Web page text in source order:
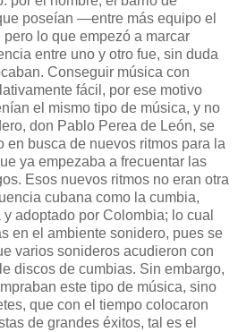
poseían —entre más equipo el
lo que empezó a marcar
entre uno y otro fue, sin duda
Conseguir música con
fácil, por ese motivo
el mismo tipo de música, y no
don Pablo Perea de León, se
en busca de nuevos ritmos para la
ya empezaba a frecuentar las
Esos nuevos ritmos no eran otra
cubana como la cumbia,
adoptado por Colombia; lo cual
en el ambiente sonidero, pues se
varios sonideros acudieron con
discos de cumbias. Sin embargo,
este tipo de música, sino
que con el tiempo colocaron
de grandes éxitos, tal es el